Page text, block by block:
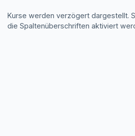
Kurse werden verzögert dargestellt.
die Spaltenüberschriften aktiviert